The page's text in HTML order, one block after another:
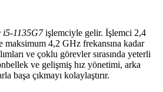
i5-1135G7işlemciyle gelir. İşlemci 2,4
maksimum 4,2 GHz frekansına kadar
ve çoklu görevler sırasında yeterli
ve gelişmiş hız yönetimi, arka
başa çıkmayı kolaylaştırır.